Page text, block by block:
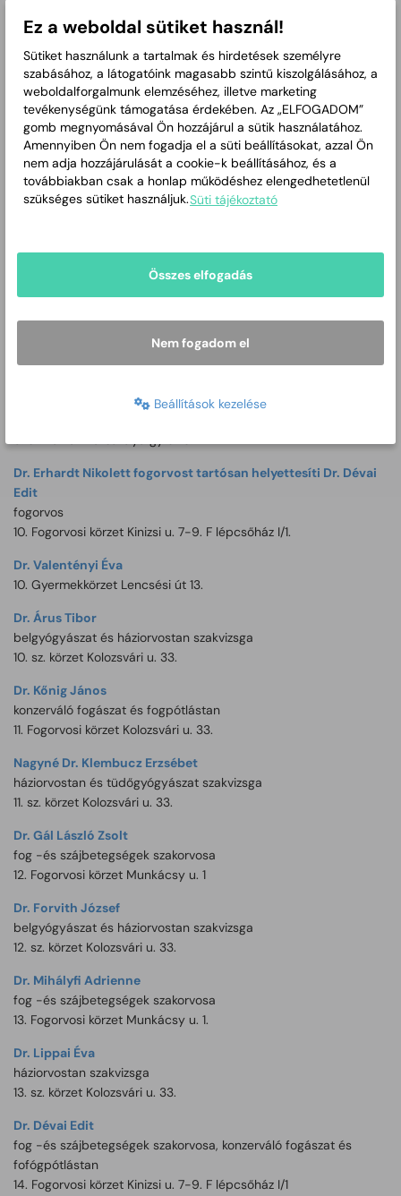
fog -és szájbetegségek szakorvosa
8. Fogorvosi körzet Lencsési út 26.
Dr. Poros Anna
csecsemő-gyermekgyógyászat szakvizsga
8. Gyermekkörzet Lencsési út 13.
Dr. Varga Edit Brigitta
háziorvostan és foglalkozás orvostan szakvizsga
8. sz. körzet Lencsési út 13.
fogpótlástan
9. Fogorvosi körzet Kolozsvári u. 33.
csecsemő-gyermekgyógyászat szakvizsga
9. Gyermekkörzet Lencsési út 13.
belgyógyászat, háziorvostan, üzemorvostan és
Dr. Erhardt Nikolett fogorvost tartósan helyettesíti Dr. Dévai
Edit
fogorvos
10. Fogorvosi körzet Kinizsi u. 7-9. F lépcsőház I/1.
Dr. Valentényi Éva
10. Gyermekkörzet Lencsési út 13.
Dr. Árus Tibor
belgyógyászat és háziorvostan szakvizsga
10. sz. körzet Kolozsvári u. 33.
Dr. Kőnig János
konzerváló fogászat és fogpótlástan
11. Fogorvosi körzet Kolozsvári u. 33.
Nagyné Dr. Klembucz Erzsébet
háziorvostan és tüdőgyógyászat szakvizsga
11. sz. körzet Kolozsvári u. 33.
Dr. Gál László Zsolt
fog -és szájbetegségek szakorvosa
12. Fogorvosi körzet Munkácsy u. 1
Dr. Forvith József
belgyógyászat és háziorvostan szakvizsga
12. sz. körzet Kolozsvári u. 33.
Dr. Mihályfi Adrienne
fog -és szájbetegségek szakorvosa
13. Fogorvosi körzet Munkácsy u. 1.
Dr. Lippai Éva
háziorvostan szakvizsga
13. sz. körzet Kolozsvári u. 33.
Dr. Dévai Edit
fog -és szájbetegségek szakorvosa, konzerváló fogászat és
fofógpótlástan
14. Fogorvosi körzet Kinizsi u. 7-9. F lépcsőház I/1
Ez a weboldal sütiket használ!
Sütiket használunk a tartalmak és hirdetések személyre
szabásához, a látogatóink magasabb szintű kiszolgálásához, a
weboldalforgalmunk elemzéséhez, illetve marketing
tevékenységünk támogatása érdekében. Az „ELFOGADOM”
gomb megnyomásával Ön hozzájárul a sütik használatához.
Amennyiben Ön nem fogadja el a süti beállításokat, azzal Ön
nem adja hozzájárulását a cookie-k beállításához, és a
továbbiakban csak a honlap működéshez elengedhetetlenül
szükséges sütiket használjuk.Süti tájékoztató
Összes elfogadás
Nem fogadom el
Beállítások kezelése